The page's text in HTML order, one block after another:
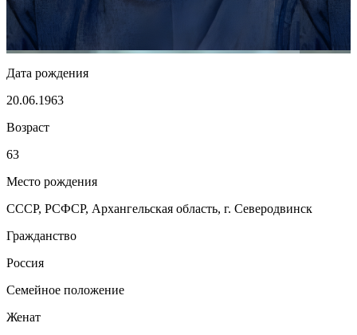
Дата рождения
20.06.1963
Возраст
63
Место рождения
СССР, РСФСР, Архангельская область, г. Северодвинск
Гражданство
Россия
Семейное положение
Женат